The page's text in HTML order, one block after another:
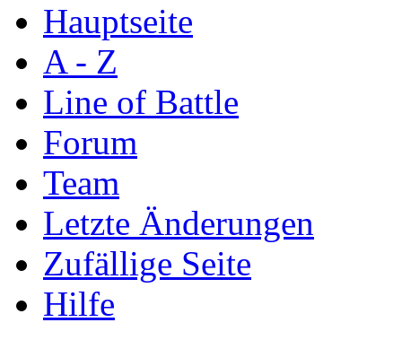
Hauptseite
A - Z
Line of Battle
Forum
Team
Letzte Änderungen
Zufällige Seite
Hilfe